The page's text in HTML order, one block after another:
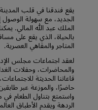
يقع فندقنا في قلب
الجديد، مع سهولة الوصول
الملك عبد الله المالي.
بالحياة، الذي يقع على
المتاجر والمقاهي العصرية.
لعقد اجتماعات مجلس
والمحاضرات، وحفلات
حاضرًا، والموزعة عبر
واستمتع بتناول الطعام
الردهة ويقدم الأطباق